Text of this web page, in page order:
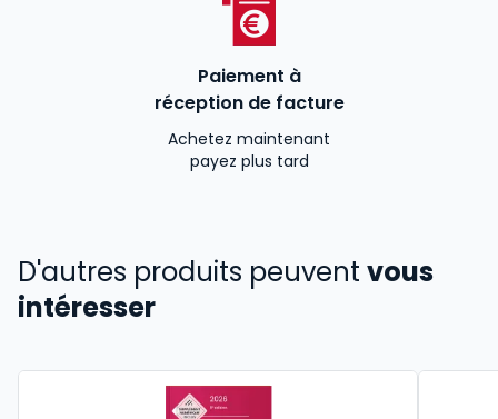
Paiement à
réception de facture
Achetez maintenant
payez plus tard
D'autres produits peuvent vous
intéresser